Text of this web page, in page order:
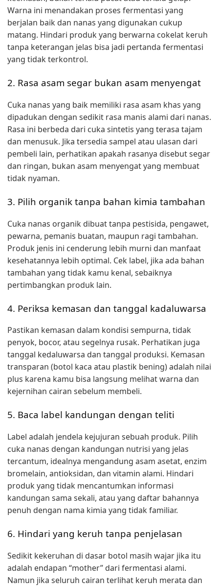
Warna ini menandakan proses fermentasi yang
berjalan baik dan nanas yang digunakan cukup
matang. Hindari produk yang berwarna cokelat keruh
tanpa keterangan jelas bisa jadi pertanda fermentasi
yang tidak terkontrol.
2. Rasa asam segar bukan asam menyengat
Cuka nanas yang baik memiliki rasa asam khas yang
dipadukan dengan sedikit rasa manis alami dari nanas.
Rasa ini berbeda dari cuka sintetis yang terasa tajam
dan menusuk. Jika tersedia sampel atau ulasan dari
pembeli lain, perhatikan apakah rasanya disebut segar
dan ringan, bukan asam menyengat yang membuat
tidak nyaman.
3. Pilih organik tanpa bahan kimia tambahan
Cuka nanas organik dibuat tanpa pestisida, pengawet,
pewarna, pemanis buatan, maupun ragi tambahan.
Produk jenis ini cenderung lebih murni dan manfaat
kesehatannya lebih optimal. Cek label, jika ada bahan
tambahan yang tidak kamu kenal, sebaiknya
pertimbangkan produk lain.
4. Periksa kemasan dan tanggal kadaluwarsa
Pastikan kemasan dalam kondisi sempurna, tidak
penyok, bocor, atau segelnya rusak. Perhatikan juga
tanggal kedaluwarsa dan tanggal produksi. Kemasan
transparan (botol kaca atau plastik bening) adalah nilai
plus karena kamu bisa langsung melihat warna dan
kejernihan cairan sebelum membeli.
5. Baca label kandungan dengan teliti
Label adalah jendela kejujuran sebuah produk. Pilih
cuka nanas dengan kandungan nutrisi yang jelas
tercantum, idealnya mengandung asam asetat, enzim
bromelain, antioksidan, dan vitamin alami. Hindari
produk yang tidak mencantumkan informasi
kandungan sama sekali, atau yang daftar bahannya
penuh dengan nama kimia yang tidak familiar.
6. Hindari yang keruh tanpa penjelasan
Sedikit kekeruhan di dasar botol masih wajar jika itu
adalah endapan “mother” dari fermentasi alami.
Namun jika seluruh cairan terlihat keruh merata dan